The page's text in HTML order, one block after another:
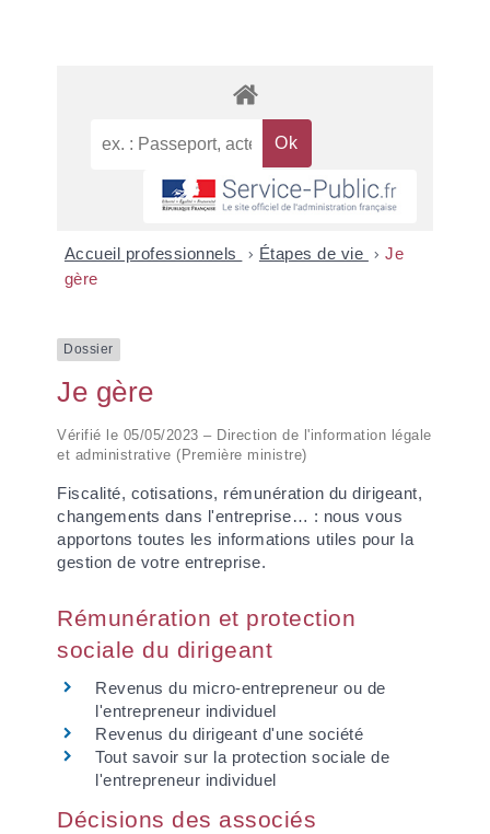
Accueil professionnels > Étapes de vie > Je
gère
Dossier
Je gère
Vérifié le 05/05/2023 – Direction de l'information légale
et administrative (Première ministre)
Fiscalité, cotisations, rémunération du dirigeant,
changements dans l'entreprise… : nous vous
apportons toutes les informations utiles pour la
gestion de votre entreprise.
Rémunération et protection
sociale du dirigeant
Revenus du micro-entrepreneur ou de
l'entrepreneur individuel
Revenus du dirigeant d'une société
Tout savoir sur la protection sociale de
l'entrepreneur individuel
Décisions des associés